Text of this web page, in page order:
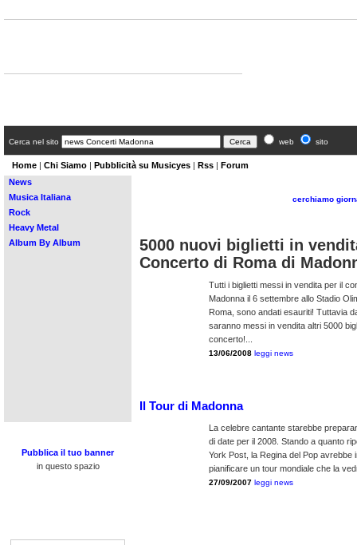
Cerca nel sito web sito
Home | Chi Siamo | Pubblicità su Musicyes | Rss | Forum
News
Musica Italiana
Rock
Heavy Metal
Album By Album
Pubblica il tuo banner
in questo spazio
cerchiamo
5000 nuovi biglietti in
Concerto di Roma di
Tutti i biglietti messi in vendita per il
Madonna il 6 settembre allo Stadio
Roma, sono andati esauriti! Tuttavia
saranno messi in vendita altri 5000
concerto!...
13/06/2008 leggi news
Il Tour di Madonna
La celebre cantante starebbe
di date per il 2008. Stando a quanto
York Post, la Regina del Pop avrebbe
pianificare un tour mondiale che la
27/09/2007 leggi news